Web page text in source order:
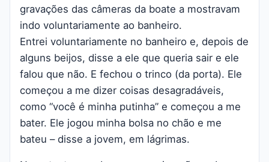
gravações das câmeras da boate a mostravam
indo voluntariamente ao banheiro.
Entrei voluntariamente no banheiro e, depois de
alguns beijos, disse a ele que queria sair e ele
falou que não. E fechou o trinco (da porta). Ele
começou a me dizer coisas desagradáveis,
como “você é minha putinha” e começou a me
bater. Ele jogou minha bolsa no chão e me
bateu – disse a jovem, em lágrimas.